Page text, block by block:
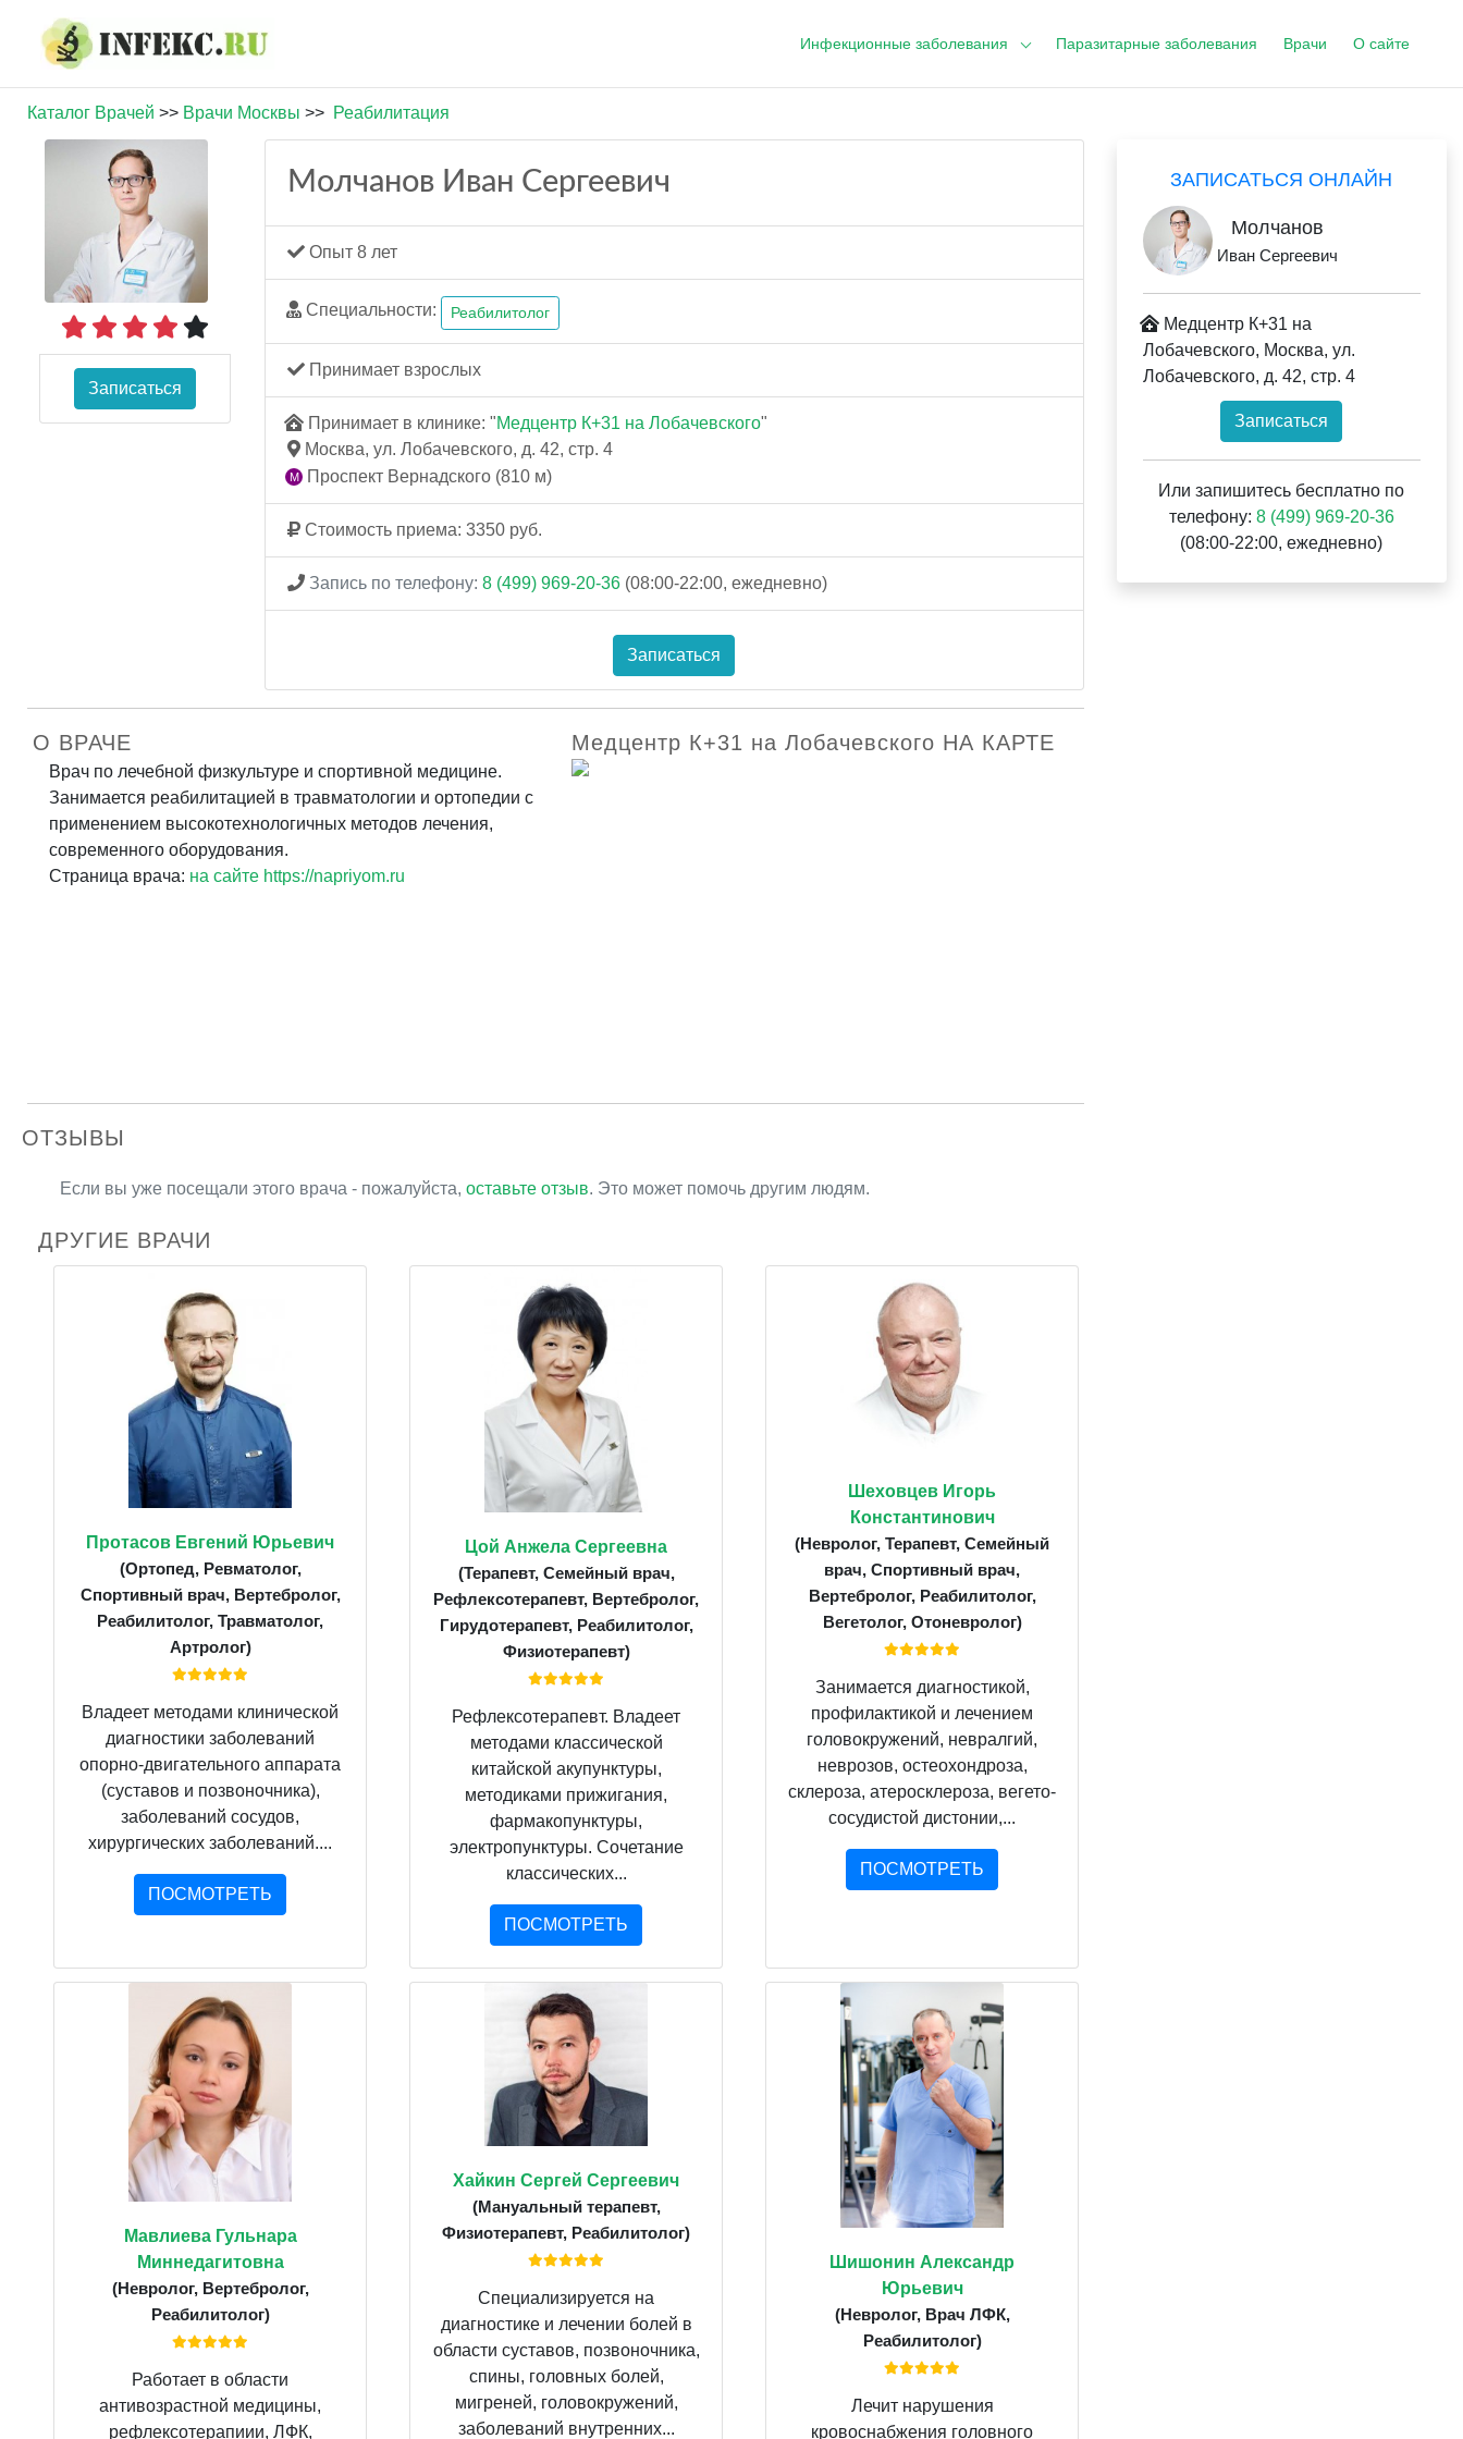
Инфекционные заболевания Паразитарные заболевания Врачи О сайте
Каталог Врачей >> Врачи Москвы >> Реабилитация
Записаться
Молчанов Иван Сергеевич
Опыт 8 лет
Специальности: Реабилитолог
Принимает взрослых
Принимает в клинике: "Медцентр К+31 на Лобачевского"
Москва, ул. Лобачевского, д. 42, стр. 4
Проспект Вернадского (810 м)
Стоимость приема: 3350 руб.
Запись по телефону: 8 (499) 969-20-36 (08:00-22:00, ежедневно)
Записаться
О ВРАЧЕ
Врач по лечебной физкультуре и спортивной медицине.
Занимается реабилитацией в травматологии и ортопедии с
применением высокотехнологичных методов лечения,
современного оборудования.
Страница врача: на сайте https://napriyom.ru
Медцентр К+31 на Лобачевского НА КАРТЕ
ОТЗЫВЫ
Если вы уже посещали этого врача - пожалуйста, оставьте отзыв. Это может помочь другим людям.
ДРУГИЕ ВРАЧИ
Протасов Евгений Юрьевич
(Ортопед, Ревматолог,
Спортивный врач, Вертебролог,
Реабилитолог, Травматолог,
Артролог)
Владеет методами клинической
диагностики заболеваний
опорно-двигательного аппарата
(суставов и позвоночника),
заболеваний сосудов,
хирургических заболеваний....
ПОСМОТРЕТЬ
Цой Анжела Сергеевна
(Терапевт, Семейный врач,
Рефлексотерапевт, Вертебролог,
Гирудотерапевт, Реабилитолог,
Физиотерапевт)
Рефлексотерапевт. Владеет
методами классической
китайской акупунктуры,
методиками прижигания,
фармакопунктуры,
электропунктуры. Сочетание
классических...
ПОСМОТРЕТЬ
Шеховцев Игорь
Константинович
(Невролог, Терапевт, Семейный
врач, Спортивный врач,
Вертебролог, Реабилитолог,
Вегетолог, Отоневролог)
Занимается диагностикой,
профилактикой и лечением
головокружений, невралгий,
неврозов, остеохондроза,
склероза, атеросклероза, вегето-
сосудистой дистонии,...
ПОСМОТРЕТЬ
Мавлиева Гульнара
Миннедагитовна
(Невролог, Вертебролог,
Реабилитолог)
Работает в области
антивозрастной медицины,
рефлексотерапиии, ЛФК,
Хайкин Сергей Сергеевич
(Мануальный терапевт,
Физиотерапевт, Реабилитолог)
Специализируется на
диагностике и лечении болей в
области суставов, позвоночника,
спины, головных болей,
мигреней, головокружений,
заболеваний внутренних...
Шишонин Александр
Юрьевич
(Невролог, Врач ЛФК,
Реабилитолог)
Лечит нарушения
кровоснабжения головного
ЗАПИСАТЬСЯ ОНЛАЙН
Молчанов
Иван Сергеевич
Медцентр К+31 на
Лобачевского, Москва, ул.
Лобачевского, д. 42, стр. 4
Записаться
Или запишитесь бесплатно по
телефону: 8 (499) 969-20-36
(08:00-22:00, ежедневно)